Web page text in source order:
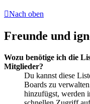
Nach oben
Freunde und
Wozu benötige ich die
Mitglieder?
Du kannst diese
Boards zu
hinzufügst, werden